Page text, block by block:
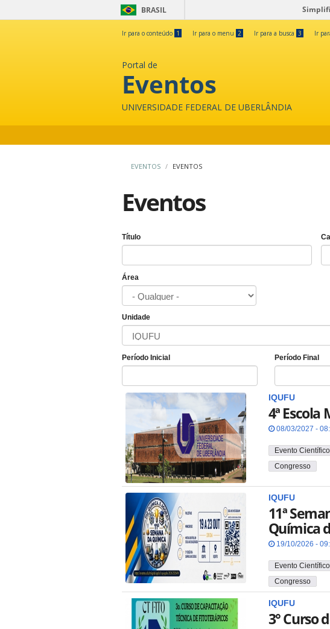
BRASIL
Ir para o conteúdo 1 Ir para o menu 2 Ir para a busca 3 Ir
Portal de
Eventos
UNIVERSIDADE FEDERAL DE UBERLÂNDIA
EVENTOS EVENTOS
Eventos
Título
Área
Unidade
Período Inicial Período Final
IQUFU
4ª
08/03/2027 -
Evento Científico
Congresso
IQUFU
11ª
Química
19/10/2026 -
Evento Científico
Congresso
IQUFU
3° Curso